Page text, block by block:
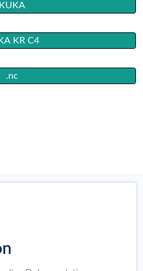
KUKA
KR C4
.nc